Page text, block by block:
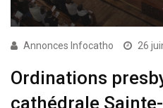
Annonces Infocatho 26
Ordinations
cathédrale